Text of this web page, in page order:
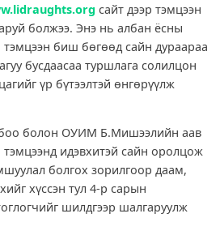
сайт дээр тэмцээн
болжээ. Энэ нь албан ёсны
биш бөгөөд сайн дураараа
бусдаасаа туршлага солилцон
үр бүтээлтэй өнгөрүүлж
болон ОУИМ Б.Мишээлийн аав
тэмцээнд идэвхитэй сайн оролцож
болгох зорилгоор даам,
хүссэн тул 4-р сарын
шилдгээр шалгаруулж